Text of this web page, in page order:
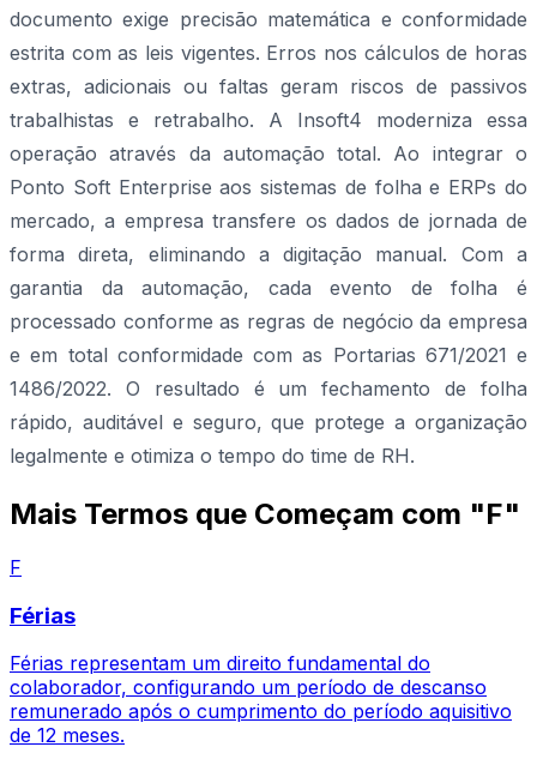
documento exige precisão matemática e conformidade
estrita com as leis vigentes. Erros nos cálculos de horas
extras, adicionais ou faltas geram riscos de passivos
trabalhistas e retrabalho. A Insoft4 moderniza essa
operação através da automação total. Ao integrar o
Ponto Soft Enterprise aos sistemas de folha e ERPs do
mercado, a empresa transfere os dados de jornada de
forma direta, eliminando a digitação manual. Com a
garantia da automação, cada evento de folha é
processado conforme as regras de negócio da empresa
e em total conformidade com as Portarias 671/2021 e
1486/2022. O resultado é um fechamento de folha
rápido, auditável e seguro, que protege a organização
legalmente e otimiza o tempo do time de RH.
Mais Termos que Começam com "F"
F
Férias
Férias representam um direito fundamental do
colaborador, configurando um período de descanso
remunerado após o cumprimento do período aquisitivo
de 12 meses.